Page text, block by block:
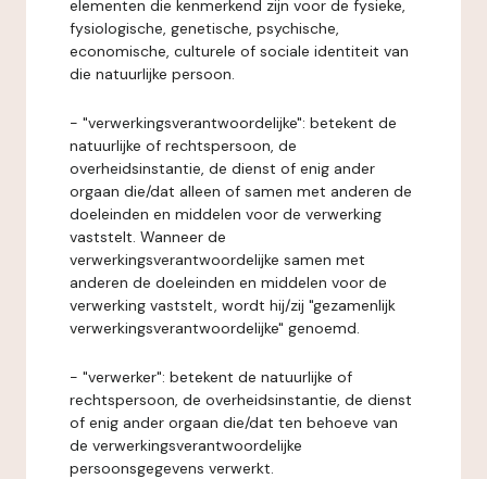
elementen die kenmerkend zijn voor de fysieke,
fysiologische, genetische, psychische,
economische, culturele of sociale identiteit van
die natuurlijke persoon.
- "verwerkingsverantwoordelijke": betekent de
natuurlijke of rechtspersoon, de
overheidsinstantie, de dienst of enig ander
orgaan die/dat alleen of samen met anderen de
doeleinden en middelen voor de verwerking
vaststelt. Wanneer de
verwerkingsverantwoordelijke samen met
anderen de doeleinden en middelen voor de
verwerking vaststelt, wordt hij/zij "gezamenlijk
verwerkingsverantwoordelijke" genoemd.
- "verwerker": betekent de natuurlijke of
rechtspersoon, de overheidsinstantie, de dienst
of enig ander orgaan die/dat ten behoeve van
de verwerkingsverantwoordelijke
persoonsgegevens verwerkt.